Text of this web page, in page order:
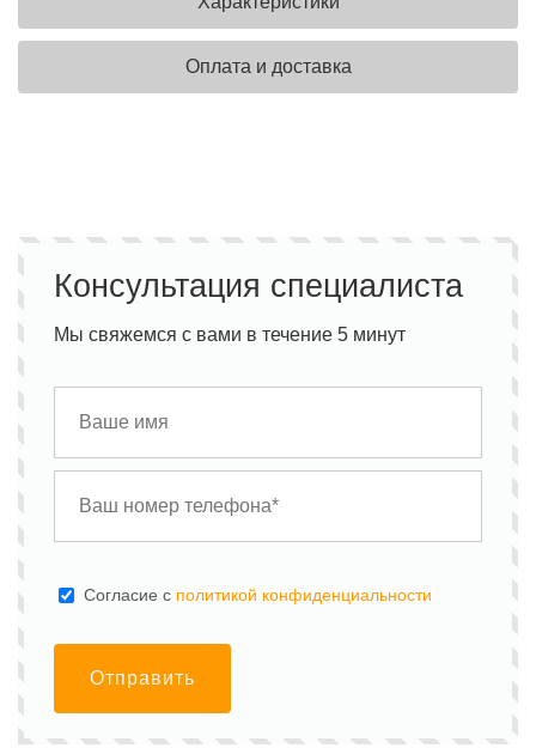
Оплата и доставка
Консультация специалиста
Мы свяжемся с вами в течение 5 минут
Cогласие с политикой конфиденциальности
Отправить